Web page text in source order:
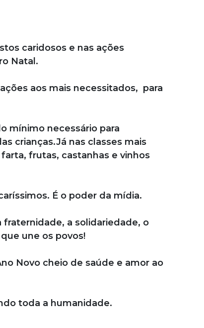
caridosos e nas ações
Natal.
aos mais necessitados, para
mínimo necessário para
crianças.Já nas classes mais
frutas, castanhas e vinhos
É o poder da mídia.
fraternidade, a solidariedade, o
une os povos!
Novo cheio de saúde e amor ao
toda a humanidade.